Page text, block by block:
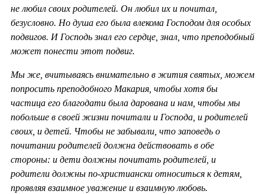
не любил своих родителей. Он любил их и почитал,
безусловно. Но душа его была влекома Господом для особых
подвигов. И Господь знал его сердце, знал, что преподобный
может понести этот подвиг.
Мы же, вчитываясь внимательно в жития святых, можем
попросить преподобного Макария, чтобы хотя бы
частица его благодати была дарована и нам, чтобы мы
побольше в своей жизни почитали и Господа, и родителей
своих, и детей. Чтобы не забывали, что заповедь о
почитании родителей должна действовать в обе
стороны: и дети должны почитать родителей, и
родители должны по-христиански относиться к детям,
проявляя взаимное уважение и взаимную любовь.